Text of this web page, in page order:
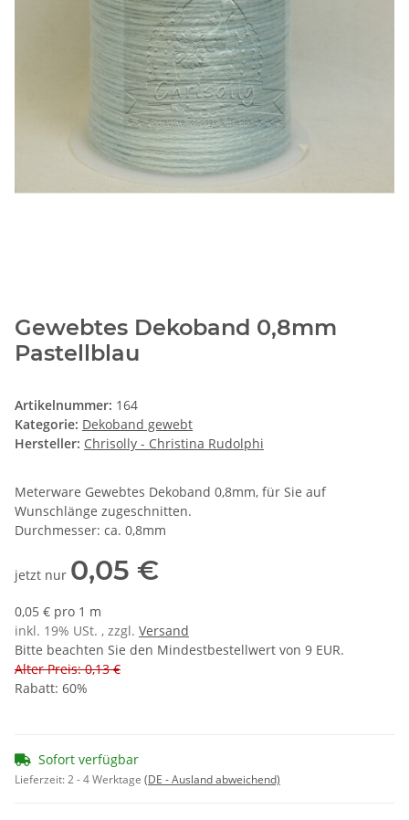
Gewebtes Dekoband 0,8mm
Pastellblau
Artikelnummer: 164
Kategorie: Dekoband gewebt
Hersteller: Chrisolly - Christina Rudolphi
Meterware Gewebtes Dekoband 0,8mm, für Sie auf
Wunschlänge zugeschnitten.
Durchmesser: ca. 0,8mm
jetzt nur 0,05 €
0,05 € pro 1 m
inkl. 19% USt. , zzgl. Versand
Bitte beachten Sie den Mindestbestellwert von 9 EUR.
Alter Preis: 0,13 €
Rabatt: 60%
Sofort verfügbar
Lieferzeit:2 - 4 Werktage (DE - Ausland abweichend)